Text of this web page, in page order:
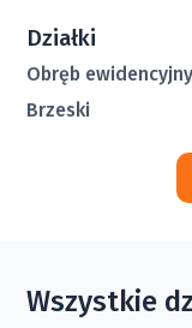
Działki
Obręb
Brzeski
Wszystkie